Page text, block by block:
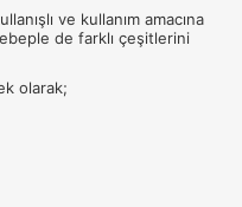
ve kullanım amacına
de farklı çeşitlerini
olarak;